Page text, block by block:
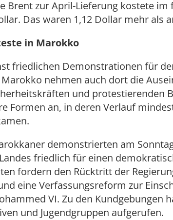
Brent zur April-Lieferung kostete im
Das waren 1,12 Dollar mehr als
in Marokko
friedlichen Demonstrationen für
nehmen auch dort die
und protestierenden
Formen an, in deren Verlauf
demonstrierten am
friedlich für einen
fordern den Rücktritt der
eine Verfassungsreform zur
VI. Zu den Kundgebungen
und Jugendgruppen aufgerufen.